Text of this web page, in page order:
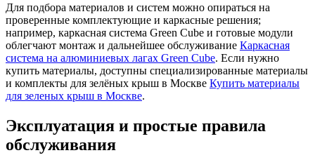
Для подбора материалов и систем можно опираться на
проверенные комплектующие и каркасные решения;
например, каркасная система Green Cube и готовые модули
облегчают монтаж и дальнейшее обслуживание Каркасная
система на алюминиевых лагах Green Cube. Если нужно
купить материалы, доступны специализированные материалы
и комплекты для зелёных крыш в Москве Купить материалы
для зеленых крыш в Москве.
Эксплуатация и простые правила
обслуживания